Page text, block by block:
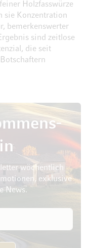
Holzfasswürze
sie Konzentration
bemerkenswerter
sind zeitlose
die seit
wöchentlich
exklusive
News.